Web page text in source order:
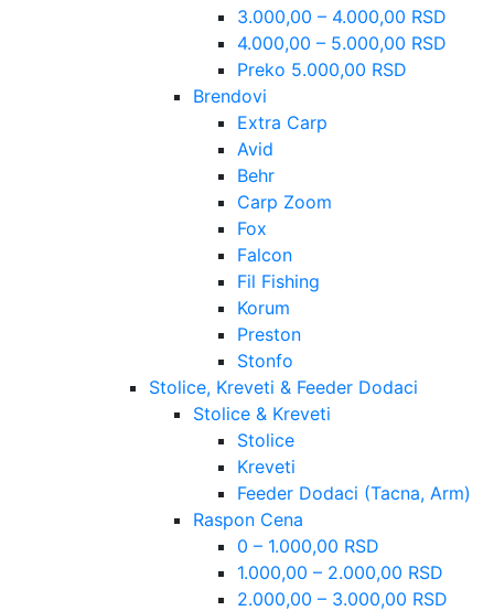
3.000,00 – 4.000,00 RSD
4.000,00 – 5.000,00 RSD
Preko 5.000,00 RSD
Brendovi
Extra Carp
Avid
Behr
Carp Zoom
Fox
Falcon
Fil Fishing
Korum
Preston
Stonfo
Stolice, Kreveti & Feeder Dodaci
Stolice & Kreveti
Stolice
Kreveti
Feeder Dodaci (Tacna, Arm)
Raspon Cena
0 – 1.000,00 RSD
1.000,00 – 2.000,00 RSD
2.000,00 – 3.000,00 RSD